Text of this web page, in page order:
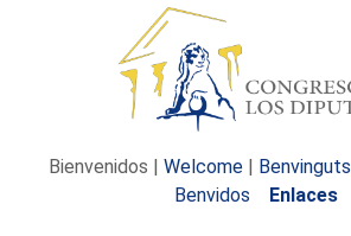
Bienvenidos | Welcome | Benvinguts
Benvidos
Enlaces